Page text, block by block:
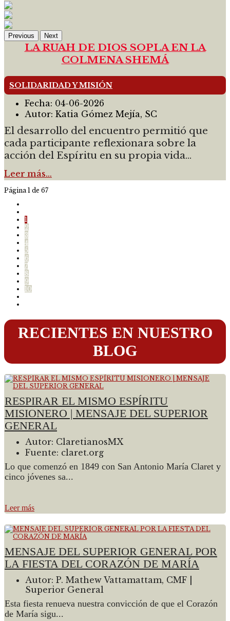
Previous Next
LA RUAH DE DIOS SOPLA EN LA
COLMENA SHEMÁ
SOLIDARIDAD Y MISIÓN
Fecha: 04-06-2026
Autor: Katia Gómez Mejía, SC
El desarrollo del encuentro permitió que
cada participante reflexionara sobre la
acción del Espíritu en su propia vida...
Leer más…
Página 1 de 67
1
2
3
4
5
6
7
8
9
10
RECIENTES EN NUESTRO
BLOG
RESPIRAR EL MISMO ESPÍRITU
MISIONERO | MENSAJE DEL SUPERIOR
GENERAL
Autor: ClaretianosMX
Fuente: claret.org
Lo que comenzó en 1849 con San Antonio María Claret y
cinco jóvenes sa...
Leer más
MENSAJE DEL SUPERIOR GENERAL POR
LA FIESTA DEL CORAZÓN DE MARÍA
Autor: P. Mathew Vattamattam, CMF |
Superior General
Esta fiesta renueva nuestra convicción de que el Corazón
de María sigu...